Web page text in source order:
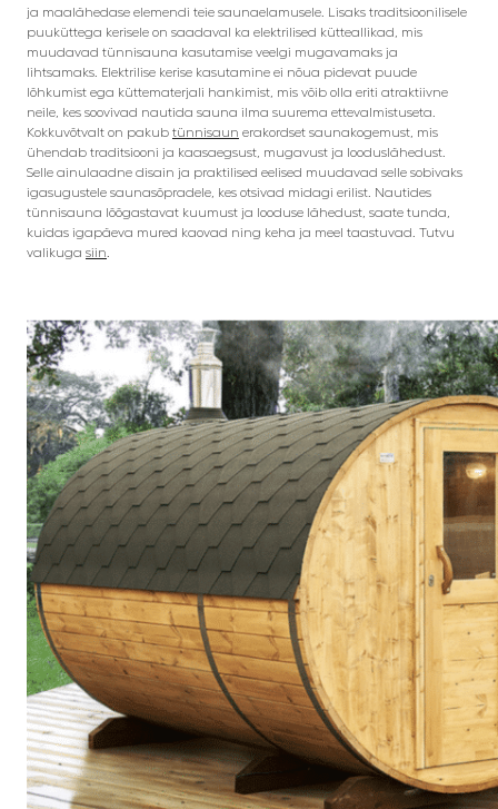
ja maalähedase elemendi teie saunaelamusele. Lisaks traditsioonilisele
puuküttega kerisele on saadaval ka elektrilised kütteallikad, mis
muudavad tünnisauna kasutamise veelgi mugavamaks ja
lihtsamaks. Elektrilise kerise kasutamine ei nõua pidevat puude
lõhkumist ega küttematerjali hankimist, mis võib olla eriti atraktiivne
neile, kes soovivad nautida sauna ilma suurema ettevalmistuseta.
Kokkuvõtvalt on pakub tünnisaun erakordset saunakogemust, mis
ühendab traditsiooni ja kaasaegsust, mugavust ja looduslähedust.
Selle ainulaadne disain ja praktilised eelised muudavad selle sobivaks
igasugustele saunasõpradele, kes otsivad midagi erilist. Nautides
tünnisauna lõõgastavat kuumust ja looduse lähedust, saate tunda,
kuidas igapäeva mured kaovad ning keha ja meel taastuvad. Tutvu
valikuga siin